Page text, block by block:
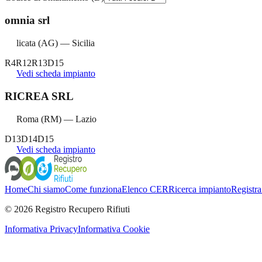
omnia srl
licata (AG) — Sicilia
R4R12R13D15
Vedi scheda impianto
RICREA SRL
Roma (RM) — Lazio
D13D14D15
Vedi scheda impianto
HomeChi siamoCome funzionaElenco CERRicerca impianto
© 2026 Registro Recupero Rifiuti
Informativa PrivacyInformativa Cookie